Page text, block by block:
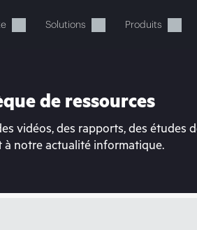
Solutions Produits
actuellement
de ressources
vidéos, des rapports, des études
à notre actualité informatique.